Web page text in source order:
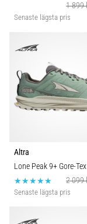
1 899
Senaste lägsta pris
Altra
Lone Peak 9+ Gore-Tex
2 099
Senaste lägsta pris